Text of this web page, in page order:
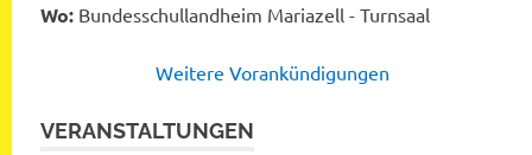
Wo: Bundesschullandheim Mariazell - Turnsaal
Weitere Vorankündigungen
VERANSTALTUNGEN